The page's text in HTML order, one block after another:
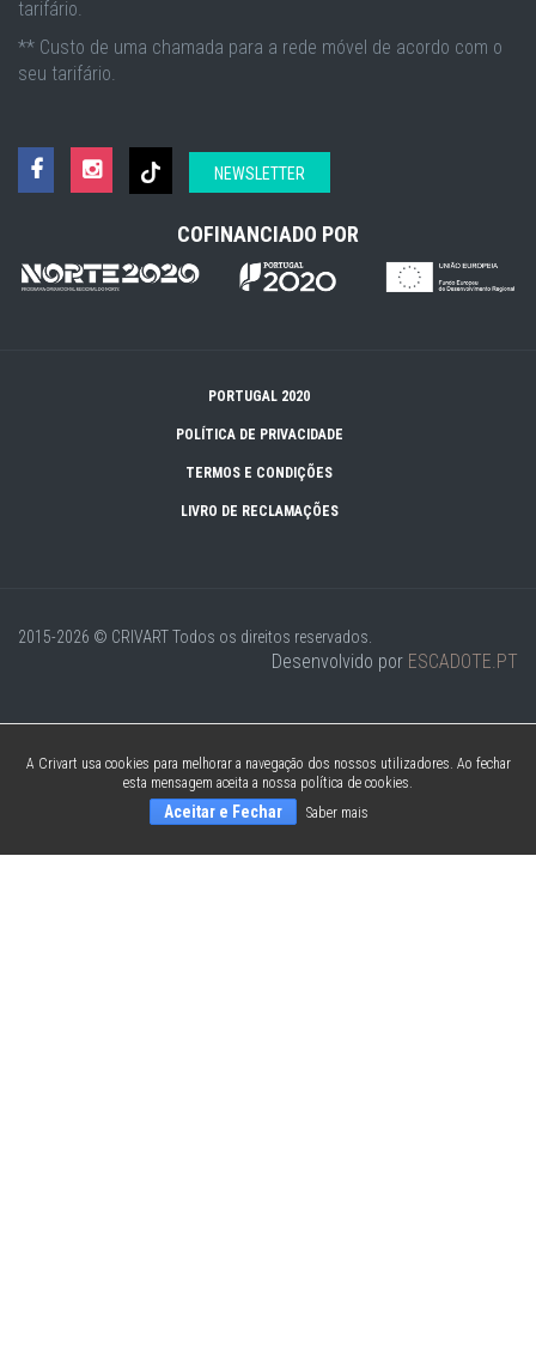
tarifário.
** Custo de uma chamada para a rede móvel de acordo com o
seu tarifário.
NEWSLETTER
COFINANCIADO POR
PORTUGAL 2020
POLÍTICA DE PRIVACIDADE
TERMOS E CONDIÇÕES
LIVRO DE RECLAMAÇÕES
2015-2026 © CRIVARTTodos os direitos reservados.
Desenvolvido por ESCADOTE.PT
A Crivart usa cookies para melhorar a navegação dos nossos utilizadores. Ao fechar
esta mensagem aceita a nossa política de cookies.
Aceitar e Fechar Saber mais